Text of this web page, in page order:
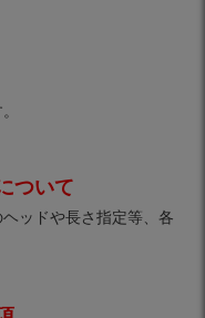
ついて
ッドや長さ指定等、各